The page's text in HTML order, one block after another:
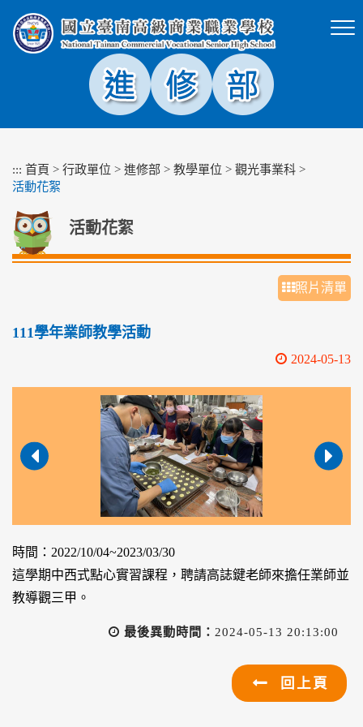
塊
::: 首頁 > 行政單位 > 進修部 > 教學單位 > 觀光事業科 >
活動花絮
活動花絮
照片清單
111學年業師教學活動
2024-05-13
時間：2022/10/04~2023/03/30
這學期中西式點心實習課程，聘請高誌鍵老師來擔任業師並
教導觀三甲。
最後異動時間： 2024-05-13 20:13:00
回上頁